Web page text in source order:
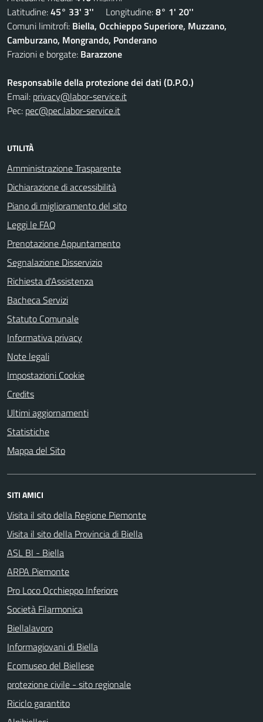
Latitudine:45° 33' 3'' Longitudine:8° 1' 20''
Comuni limitrofi: Biella, Occhieppo Superiore, Muzzano,
Camburzano, Mongrando, Ponderano
Frazioni e borgate: Barazzone
Responsabile della protezione dei dati (D.P.O.)
Email: privacy@labor-service.it
Pec: pec@pec.labor-service.it
UTILITÀ
Amministrazione Trasparente
Dichiarazione di accessibilità
Piano di miglioramento del sito
Leggi le FAQ
Prenotazione Appuntamento
Segnalazione Disservizio
Richiesta d'Assistenza
Bacheca Servizi
Statuto Comunale
Informativa privacy
Note legali
Impostazioni Cookie
Credits
Ultimi aggiornamenti
Statistiche
Mappa del Sito
SITI AMICI
Visita il sito della Regione Piemonte
Visita il sito della Provincia di Biella
ASL BI - Biella
ARPA Piemonte
Pro Loco Occhieppo Inferiore
Società Filarmonica
Biellalavoro
Informagiovani di Biella
Ecomuseo del Biellese
protezione civile - sito regionale
Riciclo garantito